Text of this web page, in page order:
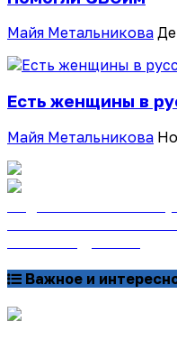
Майя Метальникова
Есть женщины в
Майя Метальникова
Важное и